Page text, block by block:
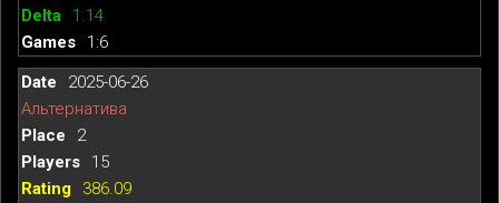
1.14
1:6
2025-06-26
Альтернатива
2
15
386.09